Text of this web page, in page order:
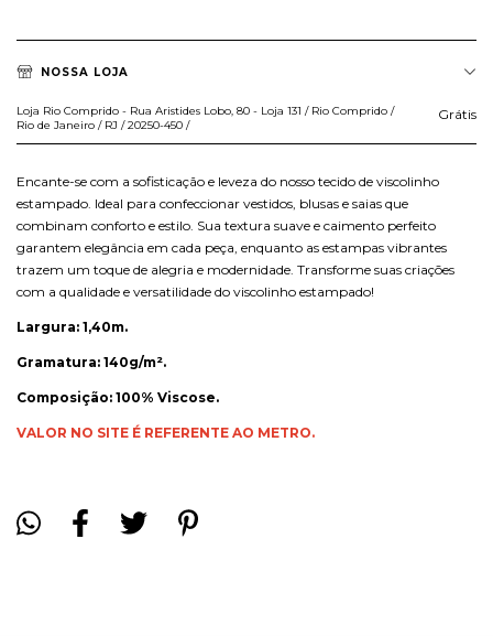
NOSSA LOJA
Loja Rio Comprido - Rua Aristides Lobo, 80 - Loja 131 / Rio Comprido /
Rio de Janeiro / RJ / 20250-450 /
Grátis
Encante-se com a sofisticação e leveza do nosso tecido de viscolinho
estampado. Ideal para confeccionar vestidos, blusas e saias que
combinam conforto e estilo. Sua textura suave e caimento perfeito
garantem elegância em cada peça, enquanto as estampas vibrantes
trazem um toque de alegria e modernidade. Transforme suas criações
com a qualidade e versatilidade do viscolinho estampado!
Largura: 1,40m.
Gramatura: 140g/m².
Composição: 100% Viscose.
VALOR NO SITE É REFERENTE AO METRO.